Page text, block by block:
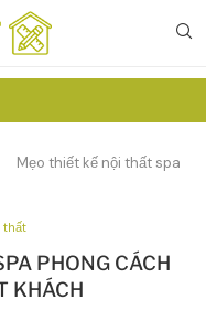
Mẹo thiết kế nội thất spa
thất
PHONG CÁCH
KHÁCH